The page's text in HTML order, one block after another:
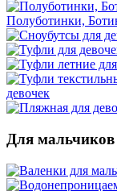
Полуботинки,
девочек
Для мальчиков